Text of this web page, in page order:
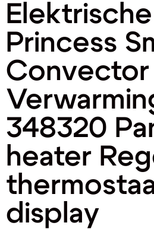
Princess
Convector
348320
heater
display